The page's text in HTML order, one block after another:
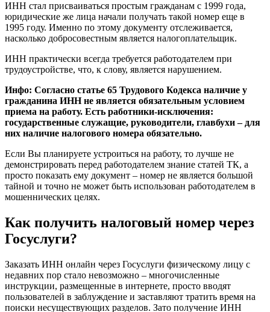
ИНН стал присваиваться простым гражданам с 1999 года,
юридические же лица начали получать такой номер еще в
1995 году. Именно по этому документу отслеживается,
насколько добросовестным является налогоплательщик.
ИНН практически всегда требуется работодателем при
трудоустройстве, что, к слову, является нарушением.
Инфо: Согласно статье 65 Трудового Кодекса наличие у
гражданина ИНН не является обязательным условием
приема на работу. Есть работники-исключения:
государственные служащие, руководители, главбухи – для
них наличие налогового номера обязательно.
Если Вы планируете устроиться на работу, то лучше не
демонстрировать перед работодателем знание статей ТК, а
просто показать ему документ – номер не является большой
тайной и точно не может быть использован работодателем в
мошеннических целях.
Как получить налоговый номер через
Госуслуги?
Заказать ИНН онлайн через Госуслуги физическому лицу с
недавних пор стало невозможно – многочисленные
инструкции, размещенные в интернете, просто вводят
пользователей в заблуждение и заставляют тратить время на
поиски несуществующих разделов. Зато получение ИНН